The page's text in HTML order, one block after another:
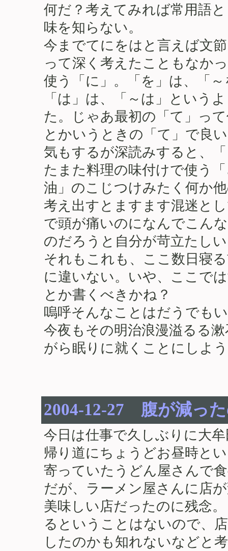
何だ？考えてみれば常用語
味を知らない。
今までてにをはと言えば文
って深く考えたこともなか
使う「に」。「を」は、「
「は」は、「～は」という
た。じゃあ最初の「て」っ
とかいうときの「て」で良
気もするが深読みすると、
たまた料理の味付けで使う
油」のこじつけみたく何か
考え出すとますます混迷と
で頭が痛いのになんでこん
のだろうと自分が苛立たし
それもこれも、ここ数日寝
に違いない。いや、ここで
とか書くべきかね？
嗚呼そんなことはだうでも
今夜もその明治浪漫溢るる
がら眠りに就くことにしよ
2004-12-27 腹が減っ
今日は仕事で久しぶりに大
帰り道にちょうどお昼時と
寄っていたうどん屋さんで
だが、ラーメン屋さんに店
美味しい店だったのに残念
るということはないので、
したのかも知れないなどと